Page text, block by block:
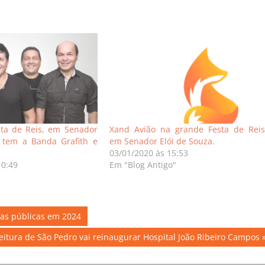
de Reis, em Senador
tem a Banda Grafith e
Xand Avião na grande Festa de
em Senador Elói de Souza.
03/01/2020 às 15:53
Em "Blog Antigo"
públicas em 2024
de São Pedro vai reinaugurar Hospital João Ribeiro Campos